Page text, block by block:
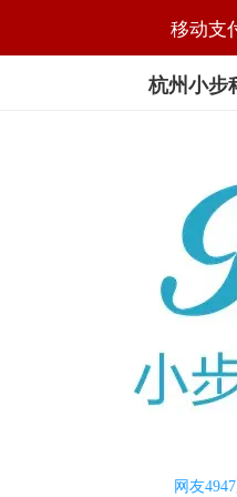
移动支
杭州小步
网友4947